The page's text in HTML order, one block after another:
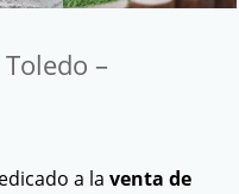
–
a la venta de